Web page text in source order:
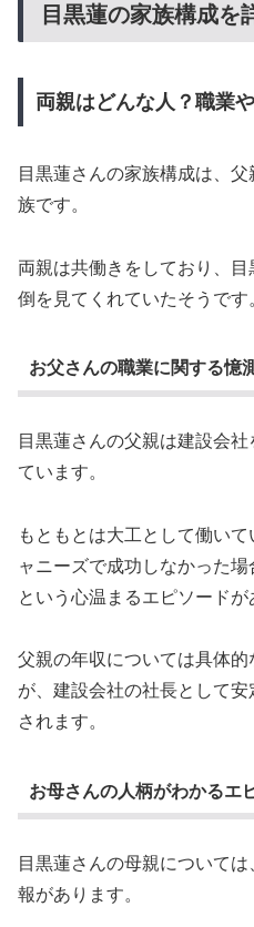
目黒蓮の家族構成を
両親はどんな人？職業
目黒蓮さんの家族構成は、
族です。
両親は共働きをしており、
倒を見てくれていたそうです
お父さんの職業に関する憶
目黒蓮さんの父親は建設会
ています。
もともとは大工として働い
ャニーズで成功しなかった
という心温まるエピソードが
父親の年収については具体
が、建設会社の社長として
されます。
お母さんの人柄がわかるエ
目黒蓮さんの母親について
報があります。